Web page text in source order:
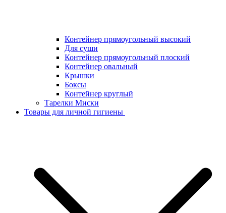
Контейнер прямоугольный высокий
Для суши
Контейнер прямоугольный плоский
Контейнер овальный
Крышки
Боксы
Контейнер круглый
Тарелки Миски
Товары для личной гигиены